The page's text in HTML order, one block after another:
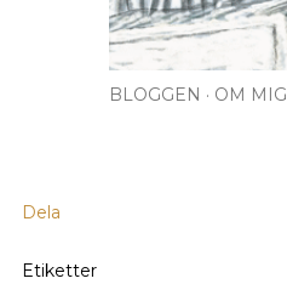
BLOGGEN OM MIG
Dela
Etiketter